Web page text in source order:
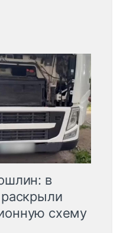
в
раскрыли
схему